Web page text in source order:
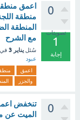
0
تصويتات
1
إجابة
منطقة
المنطقة
مع الشرح
سُئل يناير 3
عبود
اعمق
والجزر
0
تنخفض